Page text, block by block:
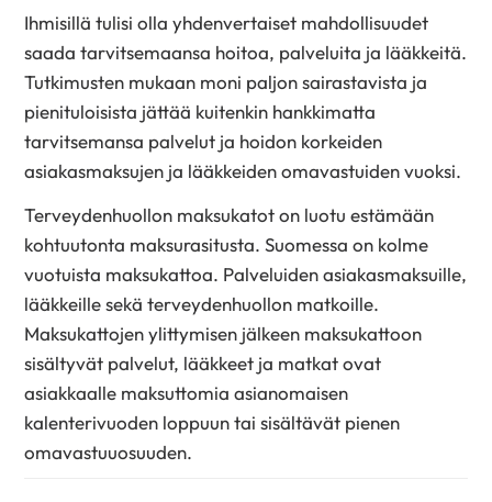
Ihmisillä tulisi olla yhdenvertaiset mahdollisuudet
saada tarvitsemaansa hoitoa, palveluita ja lääkkeitä.
Tutkimusten mukaan moni paljon sairastavista ja
pienituloisista jättää kuitenkin hankkimatta
tarvitsemansa palvelut ja hoidon korkeiden
asiakasmaksujen ja lääkkeiden omavastuiden vuoksi.
Terveydenhuollon maksukatot on luotu estämään
kohtuutonta maksurasitusta. Suomessa on kolme
vuotuista maksukattoa. Palveluiden asiakasmaksuille,
lääkkeille sekä terveydenhuollon matkoille.
Maksukattojen ylittymisen jälkeen maksukattoon
sisältyvät palvelut, lääkkeet ja matkat ovat
asiakkaalle maksuttomia asianomaisen
kalenterivuoden loppuun tai sisältävät pienen
omavastuuosuuden.